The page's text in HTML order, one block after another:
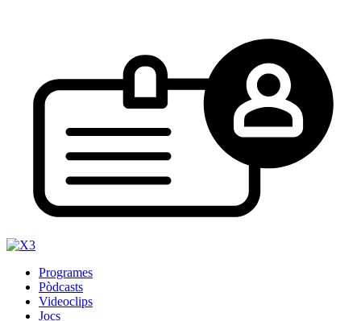
Programes
Pòdcasts
Videoclips
Jocs